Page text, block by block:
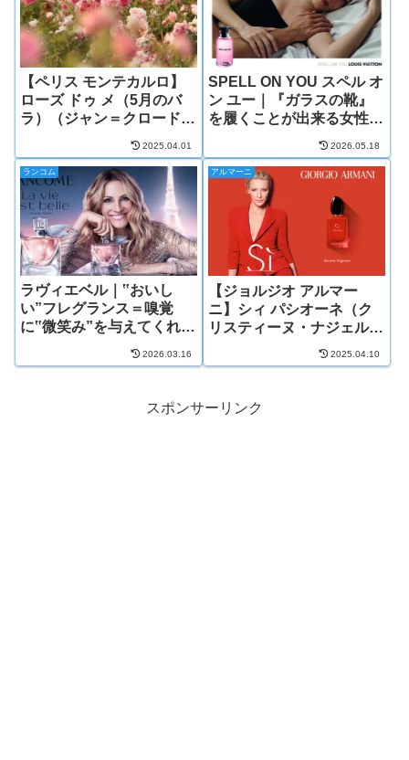
【ペリス モンテカルロ】
ローズ ドゥ メ（5月のバ
ラ）（ジャン＝クロード・
2025.04.01
SPELL ON YOU スペル オ
ン ユー｜『ガラスの靴』
を履くことが出来る女性の
2026.05.18
ランコム
ラヴィエベル｜‟おいし
い”フレグランス＝嗅覚
に‟微笑み”を与えてくれる
2026.03.16
アルマーニ
【ジョルジオ アルマー
ニ】シィ パシオーネ（ク
リスティーヌ・ナジェル/
ジュリー・マッセ）
2025.04.10
スポンサーリンク